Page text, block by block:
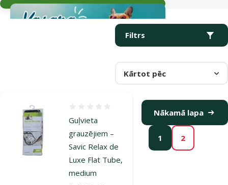
Filtrs
Kārtot pēc
Produkti kategorijā Guļvietas un materiāli migas veidošanai
Guļvieta
grauzējiem –
Savic Relax de
Luxe Flat Tube,
medium
1 2
Nākamā lapa